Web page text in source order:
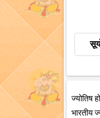
ज्योतिष
भारतीय